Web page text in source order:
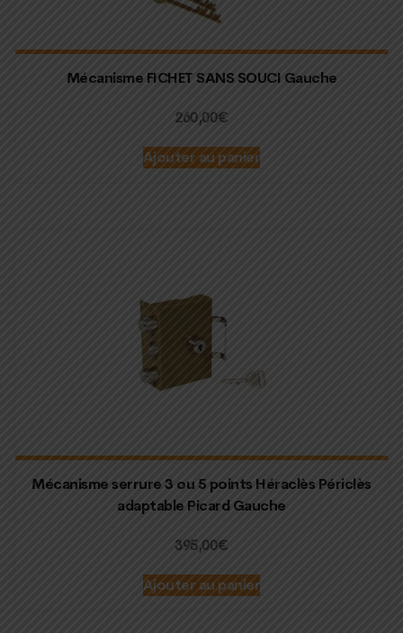
Mécanisme FICHET SANS SOUCI Gauche
260,00€
Ajouter au panier
Mécanisme serrure 3 ou 5 points Héraclès Périclès
adaptable Picard Gauche
395,00€
Ajouter au panier